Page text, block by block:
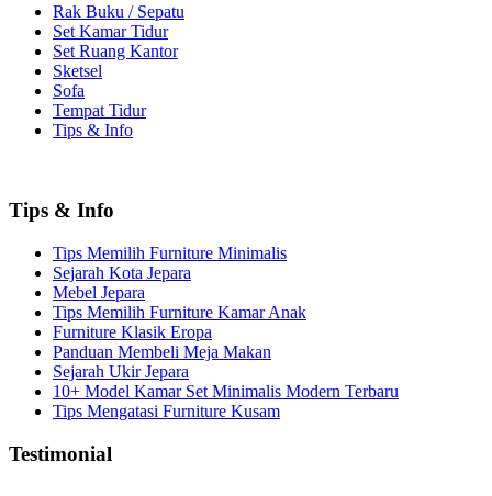
Rak Buku / Sepatu
Set Kamar Tidur
Set Ruang Kantor
Sketsel
Sofa
Tempat Tidur
Tips & Info
Tips & Info
Tips Memilih Furniture Minimalis
Sejarah Kota Jepara
Mebel Jepara
Tips Memilih Furniture Kamar Anak
Furniture Klasik Eropa
Panduan Membeli Meja Makan
Sejarah Ukir Jepara
10+ Model Kamar Set Minimalis Modern Terbaru
Tips Mengatasi Furniture Kusam
Testimonial